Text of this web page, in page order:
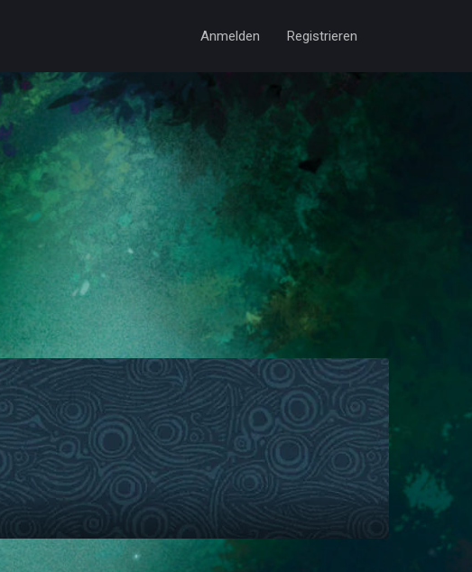
Anmelden Registrieren